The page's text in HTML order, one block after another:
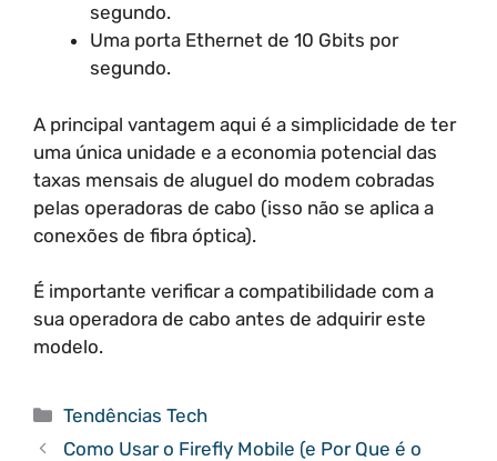
segundo.
Uma porta Ethernet de 10 Gbits por
segundo.
A principal vantagem aqui é a simplicidade de ter
uma única unidade e a economia potencial das
taxas mensais de aluguel do modem cobradas
pelas operadoras de cabo (isso não se aplica a
conexões de fibra óptica).
É importante verificar a compatibilidade com a
sua operadora de cabo antes de adquirir este
modelo.
Categorias
Tendências Tech
Como Usar o Firefly Mobile (e Por Que é o